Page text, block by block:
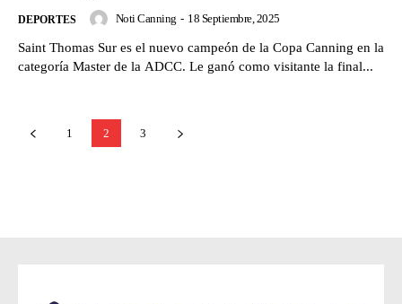
DEPORTES Noti Canning - 18 Septiembre, 2025
Saint Thomas Sur es el nuevo campeón de la Copa Canning en la
categoría Master de la ADCC. Le ganó como visitante la final...
1 2 3